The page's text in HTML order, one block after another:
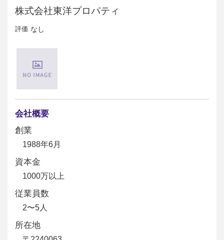
株式会社東洋プロパティ
評価 なし
会社概要
創業
1988年6月
資本金
1000万以上
従業員数
2〜5人
所在地